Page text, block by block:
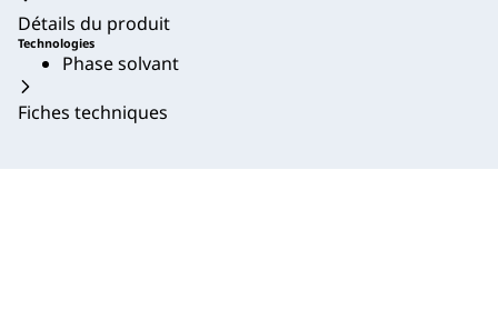
Détails du produit
Technologies
Phase solvant
Fiches techniques